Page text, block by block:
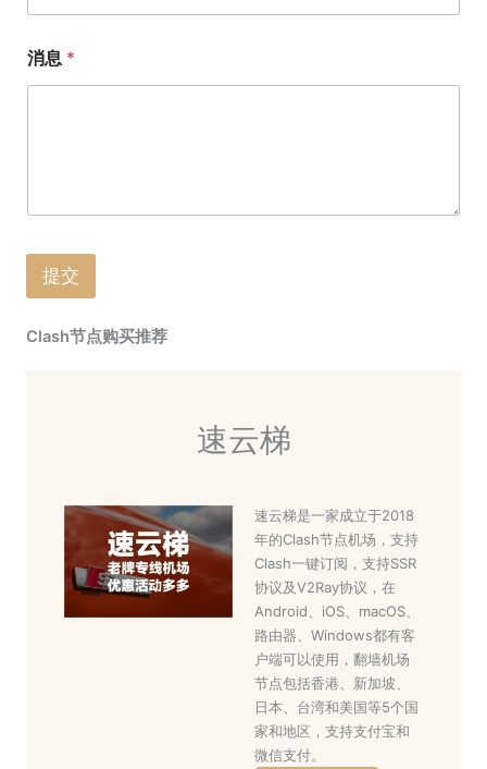
消息 *
提交
Clash节点购买推荐
速云梯
速云梯是一家成立于2018
年的Clash节点机场，支持
Clash一键订阅，支持SSR
协议及V2Ray协议，在
Android、iOS、macOS、
路由器、Windows都有客
户端可以使用，翻墙机场
节点包括香港、新加坡、
日本、台湾和美国等5个国
家和地区，支持支付宝和
微信支付。